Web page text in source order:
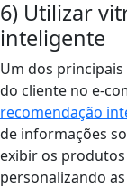
6) Utilizar
inteligente
Um dos
do cliente no e-
recomendação
de informações
exibir os
personalizando